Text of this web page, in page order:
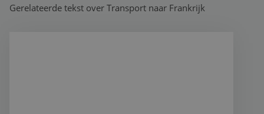
Gerelateerde tekst over Transport naar Frankrijk